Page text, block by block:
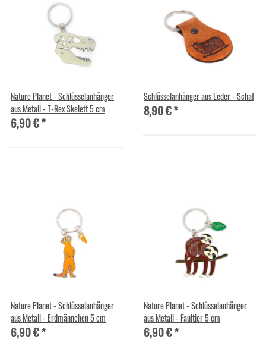
Nature Planet - Schlüsselanhänger
aus Metall - T-Rex Skelett 5 cm
6,90 €*
Schlüsselanhänger aus Leder - Schaf
8,90 €*
Nature Planet - Schlüsselanhänger
aus Metall - Erdmännchen 5 cm
6,90 €*
Nature Planet - Schlüsselanhänger
aus Metall - Faultier 5 cm
6,90 €*